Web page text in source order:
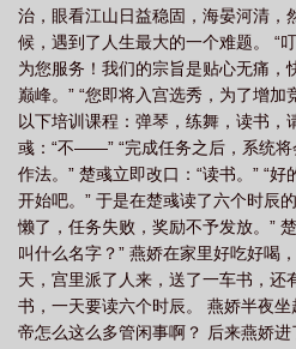
治，眼看江山日益稳固，海晏河清，
候，遇到了人生最大的一个难题。
为您服务！我们的宗旨是贴心无痛，
巅峰。” “您即将入宫选秀，为了增加
以下培训课程：弹琴，练舞，读书，
彧：“不——” “完成任务之后，系统
作法。” 楚彧立即改口：“读书。” “
开始吧。” 于是在楚彧读了六个时辰
懒了，任务失败，奖励不予发放。”
叫什么名字？” 燕娇在家里好吃好喝
天，宫里派了人来，送了一车书，还
书，一天要读六个时辰。 燕娇半夜
帝怎么这么多管闲事啊？ 后来燕娇